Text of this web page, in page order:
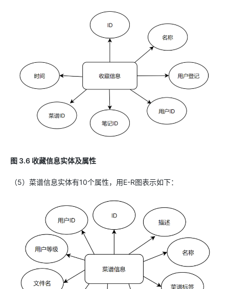
图 3.6 收藏信息实体及属性
（5）菜谱信息实体有10个属性，用E-R图表示如下：